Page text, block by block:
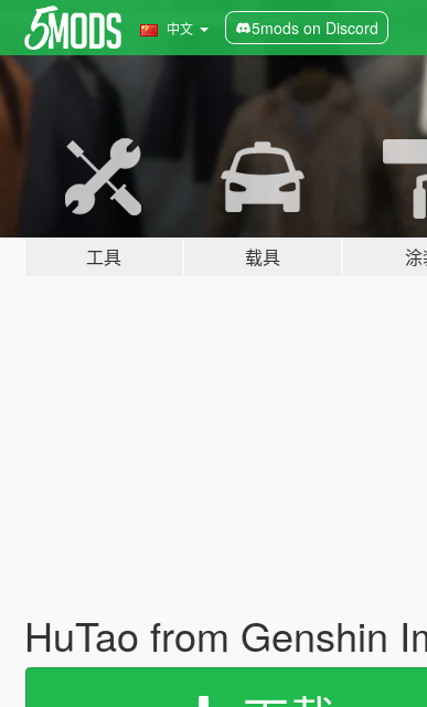
中文 5mods on Discord
工具 载具 涂
HuTao from Genshin